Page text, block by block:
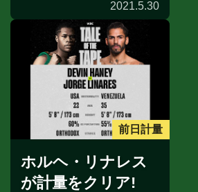
2021.5.30
前日計量
ホルヘ・リナレス
が計量をクリア!